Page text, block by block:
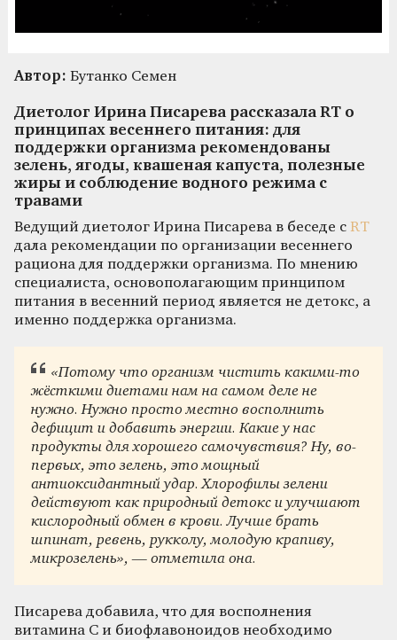
Автор: Бутанко Семен
Диетолог Ирина Писарева рассказала RT о
принципах весеннего питания: для
поддержки организма рекомендованы
зелень, ягоды, квашеная капуста, полезные
жиры и соблюдение водного режима с
травами
Ведущий диетолог Ирина Писарева в беседе с RT
дала рекомендации по организации весеннего
рациона для поддержки организма. По мнению
специалиста, основополагающим принципом
питания в весенний период является не детокс, а
именно поддержка организма.
«Потому что организм чистить какими-то
жёсткими диетами нам на самом деле не
нужно. Нужно просто местно восполнить
дефицит и добавить энергии. Какие у нас
продукты для хорошего самочувствия? Ну, во-
первых, это зелень, это мощный
антиоксидантный удар. Хлорофилы зелени
действуют как природный детокс и улучшают
кислородный обмен в крови. Лучше брать
шпинат, ревень, рукколу, молодую крапиву,
микрозелень», — отметила она.
Писарева добавила, что для восполнения
витамина С и биофлавоноидов необходимо